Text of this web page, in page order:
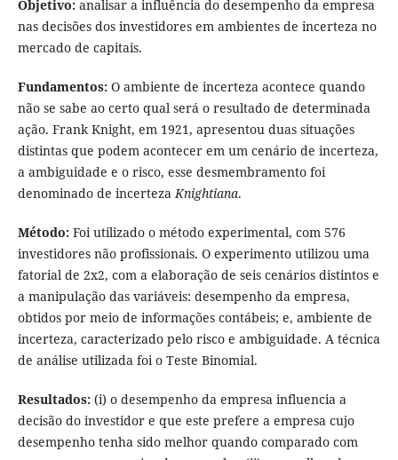
Objetivo:analisar a influência do desempenho da empresa
nas decisões dos investidores em ambientes de incerteza no
mercado de capitais.
Fundamentos: O ambiente de incerteza acontece quando
não se sabe ao certo qual será o resultado de determinada
ação. Frank Knight, em 1921, apresentou duas situações
distintas que podem acontecer em um cenário de incerteza,
a ambiguidade e o risco, esse desmembramento foi
denominado de incertezaKnightiana.
Método: Foi utilizado o método experimental, com 576
investidores não profissionais. O experimento utilizou uma
fatorial de 2x2, com a elaboração de seis cenários distintos e
a manipulação das variáveis: desempenho da empresa,
obtidos por meio de informações contábeis; e, ambiente de
incerteza, caracterizado pelo risco e ambiguidade. A técnica
de análise utilizada foi o Teste Binomial.
Resultados:(i) o desempenho da empresa influencia a
decisão do investidor e que este prefere a empresa cujo
desempenho tenha sido melhor quando comparado com